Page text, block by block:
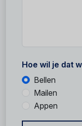
Hoe wil je dat
Bellen
Mailen
Appen